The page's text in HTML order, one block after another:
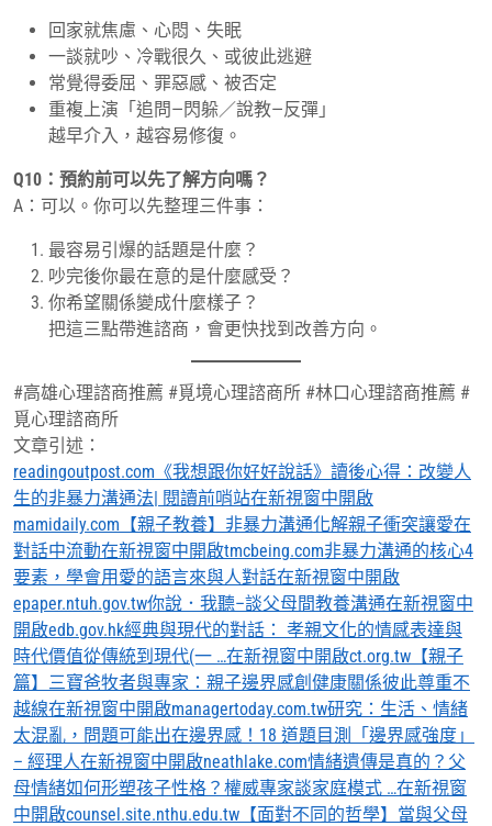
回家就焦慮、心悶、失眠
一談就吵、冷戰很久、或彼此逃避
常覺得委屈、罪惡感、被否定
重複上演「追問—閃躲／說教—反彈」
越早介入，越容易修復。
Q10：預約前可以先了解方向嗎？
A：可以。你可以先整理三件事：
最容易引爆的話題是什麼？
吵完後你最在意的是什麼感受？
你希望關係變成什麼樣子？
把這三點帶進諮商，會更快找到改善方向。
#高雄心理諮商推薦 #覓境心理諮商所 #林口心理諮商推薦 #
覓心理諮商所
文章引述：
readingoutpost.com《我想跟你好好說話》讀後心得：改變人
生的非暴力溝通法| 閱讀前哨站在新視窗中開啟
mamidaily.com【親子教養】非暴力溝通化解親子衝突讓愛在
對話中流動在新視窗中開啟tmcbeing.com非暴力溝通的核心4
要素，學會用愛的語言來與人對話在新視窗中開啟
epaper.ntuh.gov.tw你說．我聽–談父母間教養溝通在新視窗中
開啟edb.gov.hk經典與現代的對話： 孝親文化的情感表達與
時代價值從傳統到現代(一 …在新視窗中開啟ct.org.tw【親子
篇】三寶爸牧者與專家：親子邊界感創健康關係彼此尊重不
越線在新視窗中開啟managertoday.com.tw研究：生活、情緒
太混亂，問題可能出在邊界感！18 道題目測「邊界感強度」
– 經理人在新視窗中開啟neathlake.com情緒遺傳是真的？父
母情緒如何形塑孩子性格？權威專家談家庭模式 …在新視窗
中開啟counsel.site.nthu.edu.tw【面對不同的哲學】當與父母